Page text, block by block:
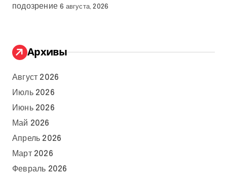
подозрение 6 августа, 2026
Архивы
Август 2026
Июль 2026
Июнь 2026
Май 2026
Апрель 2026
Март 2026
Февраль 2026